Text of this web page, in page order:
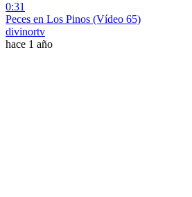
0:31
Peces en Los Pinos (Vídeo 65)
divinortv
hace 1 año